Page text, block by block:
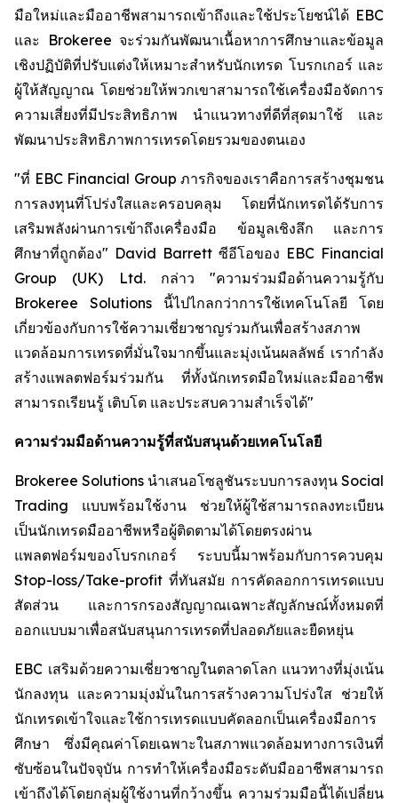
มือใหม่และมืออาชีพสามารถเข้าถึงและใช้ประโยชน์ได้ EBC
และ Brokeree จะร่วมกันพัฒนาเนื้อหาการศึกษาและข้อมูล
เชิงปฏิบัติที่ปรับแต่งให้เหมาะสำหรับนักเทรด โบรกเกอร์ และ
ผู้ให้สัญญาณ โดยช่วยให้พวกเขาสามารถใช้เครื่องมือจัดการ
ความเสี่ยงที่มีประสิทธิภาพ นำแนวทางที่ดีที่สุดมาใช้ และ
พัฒนาประสิทธิภาพการเทรดโดยรวมของตนเอง
"ที่ EBC Financial Group ภารกิจของเราคือการสร้างชุมชน
การลงทุนที่โปร่งใสและครอบคลุม โดยที่นักเทรดได้รับการ
เสริมพลังผ่านการเข้าถึงเครื่องมือ ข้อมูลเชิงลึก และการ
ศึกษาที่ถูกต้อง" David Barrett ซีอีโอของ EBC Financial
Group (UK) Ltd. กล่าว "ความร่วมมือด้านความรู้กับ
Brokeree Solutions นี้ไปไกลกว่าการใช้เทคโนโลยี โดย
เกี่ยวข้องกับการใช้ความเชี่ยวชาญร่วมกันเพื่อสร้างสภาพ
แวดล้อมการเทรดที่มั่นใจมากขึ้นและมุ่งเน้นผลลัพธ์ เรากำลัง
สร้างแพลตฟอร์มร่วมกัน ที่ทั้งนักเทรดมือใหม่และมืออาชีพ
สามารถเรียนรู้ เติบโต และประสบความสำเร็จได้"
ความร่วมมือด้านความรู้ที่สนับสนุนด้วยเทคโนโลยี
Brokeree Solutions นำเสนอโซลูชันระบบการลงทุน Social
Trading แบบพร้อมใช้งาน ช่วยให้ผู้ใช้สามารถลงทะเบียน
เป็นนักเทรดมืออาชีพหรือผู้ติดตามได้โดยตรงผ่าน
แพลตฟอร์มของโบรกเกอร์ ระบบนี้มาพร้อมกับการควบคุม
Stop-loss/Take-profit ที่ทันสมัย การคัดลอกการเทรดแบบ
สัดส่วน และการกรองสัญญาณเฉพาะสัญลักษณ์ทั้งหมดที่
ออกแบบมาเพื่อสนับสนุนการเทรดที่ปลอดภัยและยืดหยุ่น
EBC เสริมด้วยความเชี่ยวชาญในตลาดโลก แนวทางที่มุ่งเน้น
นักลงทุน และความมุ่งมั่นในการสร้างความโปร่งใส ช่วยให้
นักเทรดเข้าใจและใช้การเทรดแบบคัดลอกเป็นเครื่องมือการ
ศึกษา ซึ่งมีคุณค่าโดยเฉพาะในสภาพแวดล้อมทางการเงินที่
ซับซ้อนในปัจจุบัน การทำให้เครื่องมือระดับมืออาชีพสามารถ
เข้าถึงได้โดยกลุ่มผู้ใช้งานที่กว้างขึ้น ความร่วมมือนี้ได้เปลี่ยน